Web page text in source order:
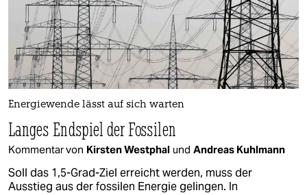
Energiewende lässt auf sich warten
Langes Endspiel der Fossilen
Kommentar von Kirsten Westphal und Andreas Kuhlmann
Soll das 1,5-Grad-Ziel erreicht werden, muss der
Ausstieg aus der fossilen Energie gelingen. In